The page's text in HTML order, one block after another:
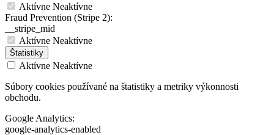
Aktívne Neaktívne
Fraud Prevention (Stripe 2):
__stripe_mid
Aktívne Neaktívne
Štatistiky
Aktívne Neaktívne
Súbory cookies používané na štatistiky a metriky výkonnosti
obchodu.
Google Analytics:
google-analytics-enabled